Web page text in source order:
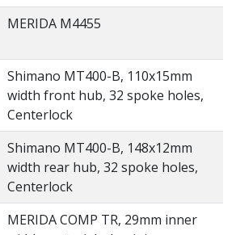
MERIDA M4455
Shimano MT400-B, 110x15mm
width front hub, 32 spoke holes,
Centerlock
Shimano MT400-B, 148x12mm
width rear hub, 32 spoke holes,
Centerlock
MERIDA COMP TR, 29mm inner